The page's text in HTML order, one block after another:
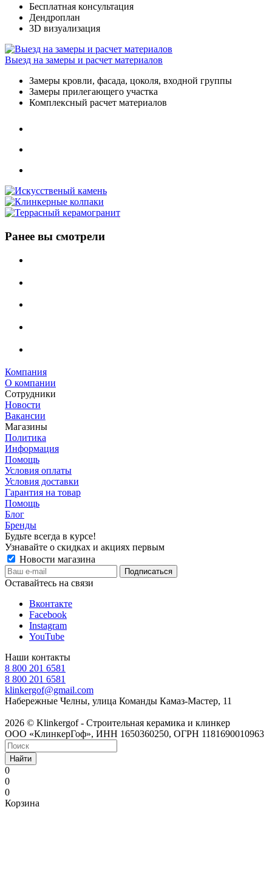
Бесплатная консультация
Дендроплан
3D визуализация
Выезд на замеры и расчет материалов
Замеры кровли, фасада, цоколя, входной группы
Замеры прилегающего участка
Комплексный расчет материалов
Ранее вы смотрели
Компания
О компании
Сотрудники
Новости
Вакансии
Магазины
Политика
Информация
Помощь
Условия оплаты
Условия доставки
Гарантия на товар
Помощь
Блог
Бренды
Будьте всегда в курсе!
Узнавайте о скидках и акциях первым
Новости магазина
Оставайтесь на связи
Вконтакте
Facebook
Instagram
YouTube
Наши контакты
8 800 201 6581
8 800 201 6581
klinkergof@gmail.com
Набережные Челны, улица Команды Камаз-Мастер, 11
2026 © Klinkergof - Строительная керамика и клинкер
ООО «КлинкерГоф», ИНН 1650360250, ОГРН 1181690010963
Найти
0
0
0
Корзина